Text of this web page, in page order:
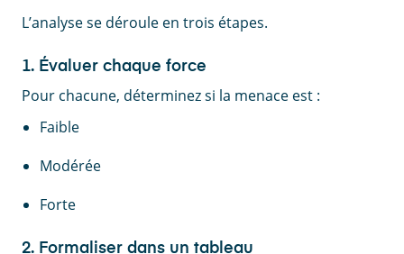
L’analyse se déroule en trois étapes.
1. Évaluer chaque force
Pour chacune, déterminez si la menace est :
Faible
Modérée
Forte
2. Formaliser dans un tableau